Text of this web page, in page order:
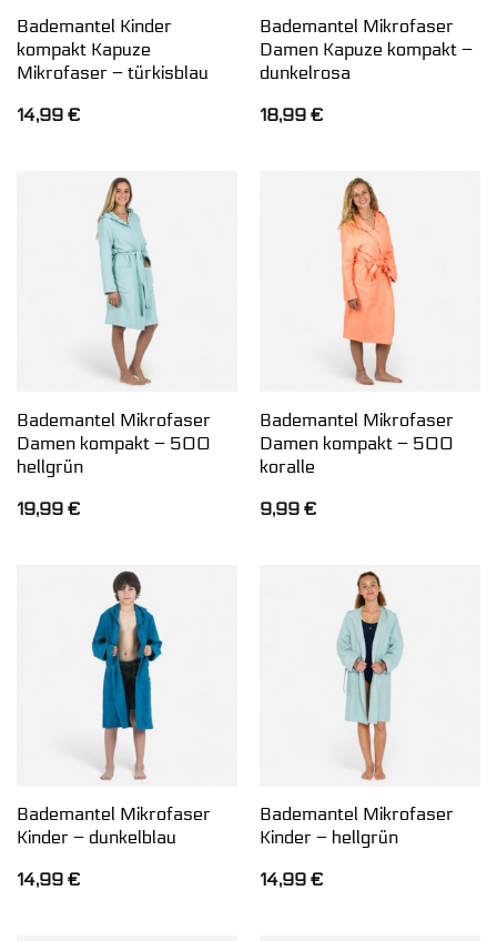
Bademantel Kinder
kompakt Kapuze
Mikrofaser – türkisblau
14,99 €
Bademantel Mikrofaser
Damen Kapuze kompakt –
dunkelrosa
18,99 €
Bademantel Mikrofaser
Damen kompakt – 500
hellgrün
19,99 €
Bademantel Mikrofaser
Damen kompakt – 500
koralle
9,99 €
Bademantel Mikrofaser
Kinder – dunkelblau
14,99 €
Bademantel Mikrofaser
Kinder – hellgrün
14,99 €